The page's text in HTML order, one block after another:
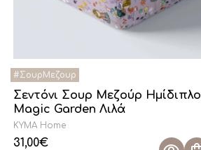
Σεντόνι Σουρ Μεζούρ Ημίδιπλο
Magic Garden Λιλά
KYMA Home
31,00€